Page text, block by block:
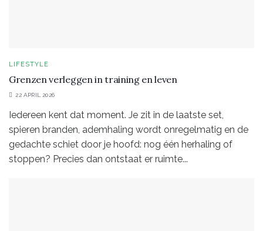
LIFESTYLE
Grenzen verleggen in training en leven
22 APRIL 2026
Iedereen kent dat moment. Je zit in de laatste set,
spieren branden, ademhaling wordt onregelmatig en de
gedachte schiet door je hoofd: nog één herhaling of
stoppen? Precies dan ontstaat er ruimte...